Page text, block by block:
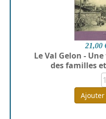
21,00
Le Val Gelon -
des familles